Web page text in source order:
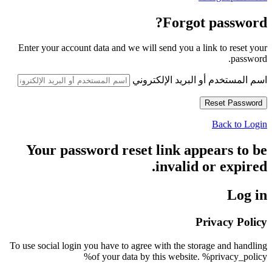
Forgot password?
Enter your account data and we will send you a link to reset your
password.
اسم المستخدم أو البريد الإلكتروني
Back to Login
Your password reset link appears to be
invalid or expired.
Log in
Privacy Policy
To use social login you have to agree with the storage and handling
of your data by this website. %privacy_policy%